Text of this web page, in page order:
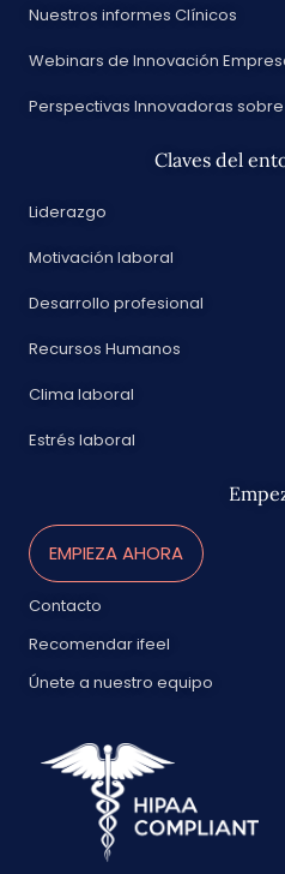
Nuestros informes Clínicos
Webinars de Innovación
Perspectivas Innovadoras
Claves del
Liderazgo
Motivación laboral
Desarrollo profesional
Recursos Humanos
Clima laboral
Estrés laboral
EMPIEZA AHORA
Contacto
Recomendar ifeel
Únete a nuestro equipo